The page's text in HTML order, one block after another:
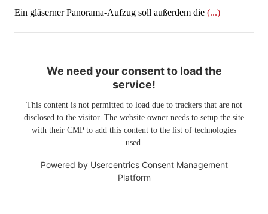
Ein gläserner Panorama-Aufzug soll außerdem die (...)
We need your consent to load the
service!
This content is not permitted to load due to trackers that are not
disclosed to the visitor. The website owner needs to setup the site
with their CMP to add this content to the list of technologies
used.
Powered by Usercentrics Consent Management
Platform